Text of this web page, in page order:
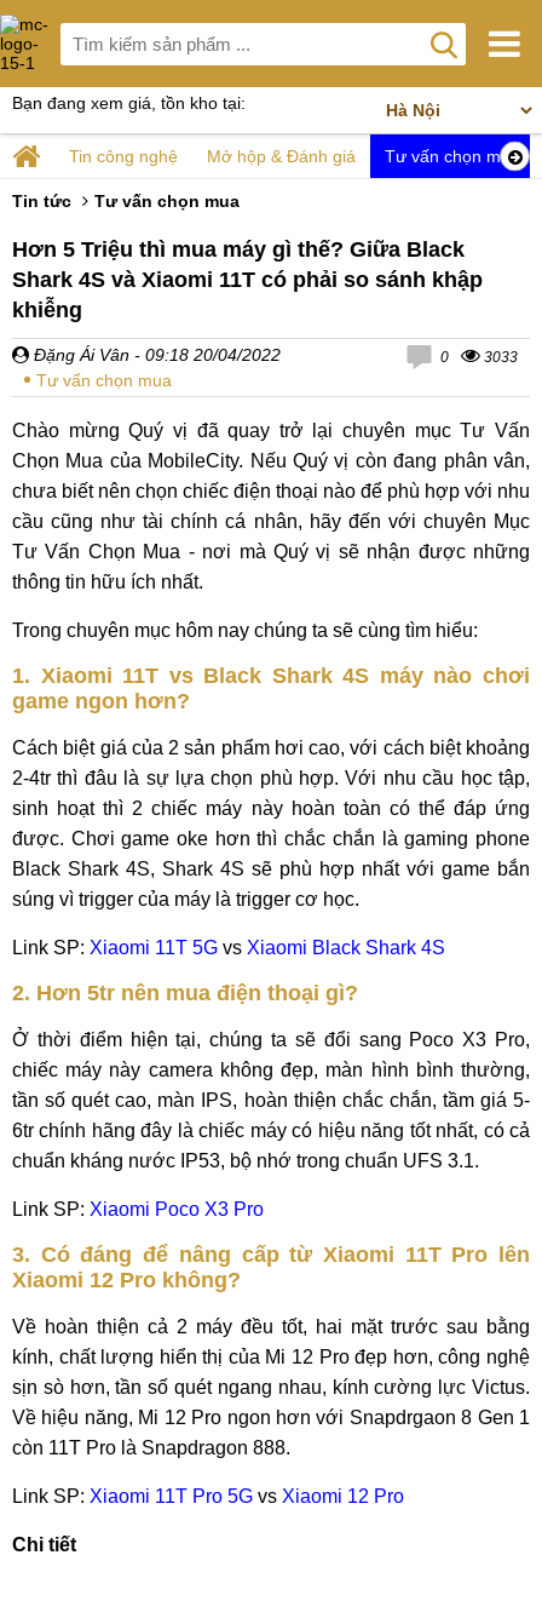
Bạn đang xem giá, tồn kho tại:
Tin công nghệ Mở hộp & Đánh giá Tư vấn chọn mua
Tin tức Tư vấn chọn mua
Hơn 5 Triệu thì mua máy gì thế? Giữa Black
Shark 4S và Xiaomi 11T có phải so sánh khập
khiễng
Đặng Ái Vân - 09:18 20/04/2022
Tư vấn chọn mua
0 3033
Chào mừng Quý vị đã quay trở lại chuyên mục Tư Vấn
Chọn Mua của MobileCity. Nếu Quý vị còn đang phân vân,
chưa biết nên chọn chiếc điện thoại nào để phù hợp với nhu
cầu cũng như tài chính cá nhân, hãy đến với chuyên Mục
Tư Vấn Chọn Mua - nơi mà Quý vị sẽ nhận được những
thông tin hữu ích nhất.
Trong chuyên mục hôm nay chúng ta sẽ cùng tìm hiểu:
1. Xiaomi 11T vs Black Shark 4S máy nào chơi
game ngon hơn?
Cách biệt giá của 2 sản phẩm hơi cao, với cách biệt khoảng
2-4tr thì đâu là sự lựa chọn phù hợp. Với nhu cầu học tập,
sinh hoạt thì 2 chiếc máy này hoàn toàn có thể đáp ứng
được. Chơi game oke hơn thì chắc chắn là gaming phone
Black Shark 4S, Shark 4S sẽ phù hợp nhất với game bắn
súng vì trigger của máy là trigger cơ học.
Link SP: Xiaomi 11T 5G vs Xiaomi Black Shark 4S
2. Hơn 5tr nên mua điện thoại gì?
Ở thời điểm hiện tại, chúng ta sẽ đổi sang Poco X3 Pro,
chiếc máy này camera không đẹp, màn hình bình thường,
tần số quét cao, màn IPS, hoàn thiện chắc chắn, tầm giá 5-
6tr chính hãng đây là chiếc máy có hiệu năng tốt nhất, có cả
chuẩn kháng nước IP53, bộ nhớ trong chuẩn UFS 3.1.
Link SP: Xiaomi Poco X3 Pro
3. Có đáng để nâng cấp từ Xiaomi 11T Pro lên
Xiaomi 12 Pro không?
Về hoàn thiện cả 2 máy đều tốt, hai mặt trước sau bằng
kính, chất lượng hiển thị của Mi 12 Pro đẹp hơn, công nghệ
sịn sò hơn, tần số quét ngang nhau, kính cường lực Victus.
Về hiệu năng, Mi 12 Pro ngon hơn với Snapdrgaon 8 Gen 1
còn 11T Pro là Snapdragon 888.
Link SP: Xiaomi 11T Pro 5G vs Xiaomi 12 Pro
Chi tiết